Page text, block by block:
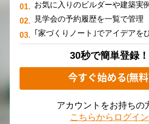
お気に入りのビルダーや建築実
見学会の予約履歴を一覧で管理
｢家づくりノート｣でアイデアを
30秒で簡単登録！
今すぐ始める(無
アカウントをお持ちの
こちらからログイン